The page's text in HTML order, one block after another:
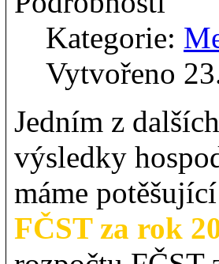
Kategorie:
Vytvořeno
Jedním z
výsledky
máme
FČST za rok